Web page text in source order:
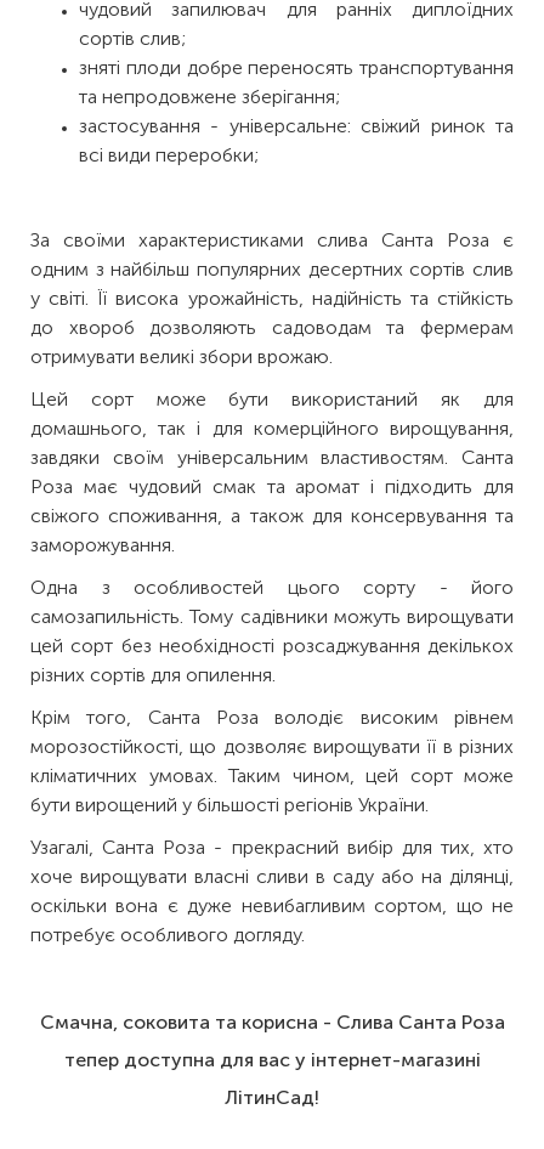
чудовий запилювач для ранніх диплоїдних
сортів слив;
зняті плоди добре переносять транспортування
та непродовжене зберігання;
застосування - універсальне: свіжий ринок та
всі види переробки;
За своїми характеристиками слива Санта Роза є
одним з найбільш популярних десертних сортів слив
у світі. Її висока урожайність, надійність та стійкість
до хвороб дозволяють садоводам та фермерам
отримувати великі збори врожаю.
Цей сорт може бути використаний як для
домашнього, так і для комерційного вирощування,
завдяки своїм універсальним властивостям. Санта
Роза має чудовий смак та аромат і підходить для
свіжого споживання, а також для консервування та
заморожування.
Одна з особливостей цього сорту - його
самозапильність. Тому садівники можуть вирощувати
цей сорт без необхідності розсаджування декількох
різних сортів для опилення.
Крім того, Санта Роза володіє високим рівнем
морозостійкості, що дозволяє вирощувати її в різних
кліматичних умовах. Таким чином, цей сорт може
бути вирощений у більшості регіонів України.
Узагалі, Санта Роза - прекрасний вибір для тих, хто
хоче вирощувати власні сливи в саду або на ділянці,
оскільки вона є дуже невибагливим сортом, що не
потребує особливого догляду.
Смачна, соковита та корисна - Слива Санта Роза
тепер доступна для вас у інтернет-магазині
ЛітинСад!